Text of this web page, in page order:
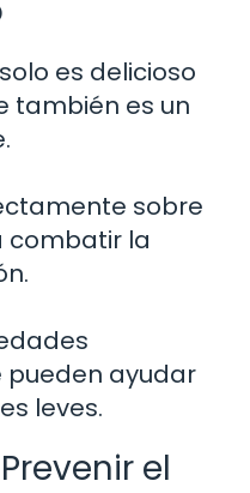
es delicioso
también es un
sobre
combatir la
ayudar
leves.
el